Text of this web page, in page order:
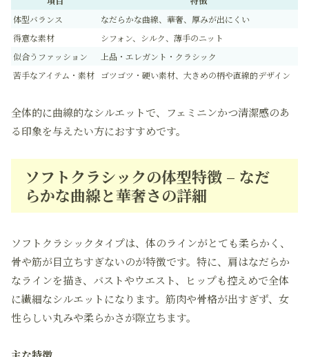
体型バランス
なだらかな曲線、華奢、厚みが出にくい
得意な素材
シフォン、シルク、薄手のニット
似合うファッション
上品・エレガント・クラシック
苦手なアイテム・素材 ゴツゴツ・硬い素材、大きめの柄や直線的デザイン
全体的に曲線的なシルエットで、フェミニンかつ清潔感のあ
る印象を与えたい方におすすめです。
ソフトクラシックの体型特徴 – なだ
らかな曲線と華奢さの詳細
ソフトクラシックタイプは、体のラインがとても柔らかく、
骨や筋が目立ちすぎないのが特徴です。特に、肩はなだらか
なラインを描き、バストやウエスト、ヒップも控えめで全体
に繊細なシルエットになります。筋肉や骨格が出すぎず、女
性らしい丸みや柔らかさが際立ちます。